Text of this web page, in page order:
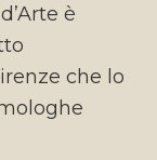
è
che lo